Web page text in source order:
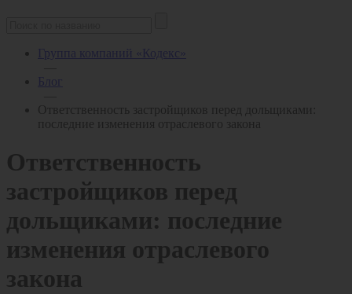
Группа компаний «Кодекс»
Блог
Ответственность застройщиков перед дольщиками:
последние изменения отраслевого закона
Ответственность
застройщиков перед
дольщиками: последние
изменения отраслевого
закона